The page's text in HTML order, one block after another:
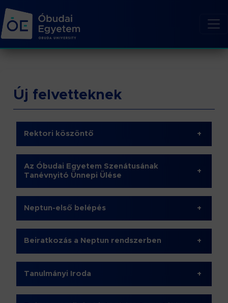
Új felvetteknek
Rektori köszöntő +
Az Óbudai Egyetem Szenátusának
Tanévnyitó Ünnepi Ülése
+
Neptun-első belépés +
Beiratkozás a Neptun rendszerben +
Tanulmányi Iroda +